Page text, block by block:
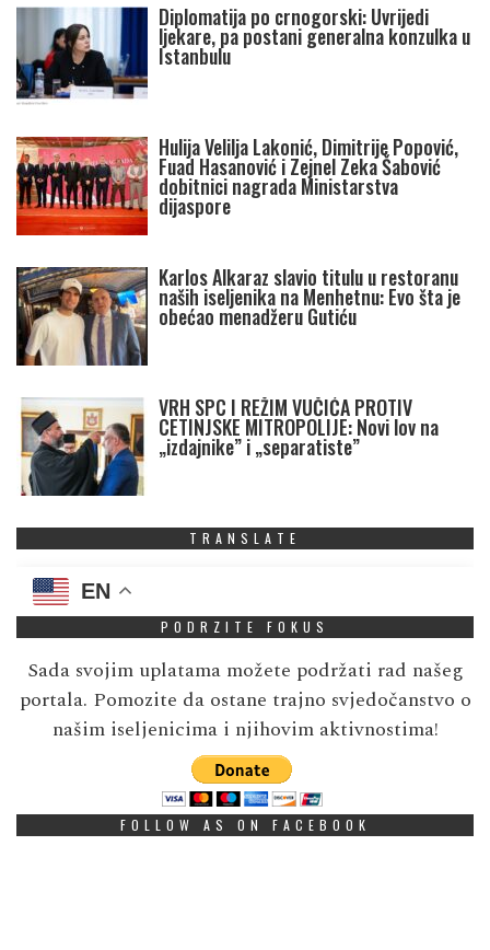
Diplomatija po crnogorski: Uvrijedi
ljekare, pa postani generalna konzulka u
Istanbulu
Hulija Velilja Lakonić, Dimitrije Popović,
Fuad Hasanović i Zejnel Zeka Šabović
dobitnici nagrada Ministarstva
dijaspore
Karlos Alkaraz slavio titulu u restoranu
naših iseljenika na Menhetnu: Evo šta je
obećao menadžeru Gutiću
VRH SPC I REŽIM VUČIĆA PROTIV
CETINJSKE MITROPOLIJE: Novi lov na
„izdajnike” i „separatiste”
TRANSLATE
EN
PODRZITE FOKUS
Sada svojim uplatama možete podržati rad našeg
portala. Pomozite da ostane trajno svjedočanstvo o
našim iseljenicima i njihovim aktivnostima!
FOLLOW AS ON FACEBOOK